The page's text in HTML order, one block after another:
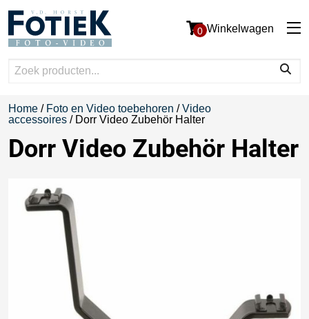
0 Winkelwagen
Home / Foto en Video toebehoren /Video
accessoires / Dorr Video Zubehör Halter
Dorr Video Zubehör Halter